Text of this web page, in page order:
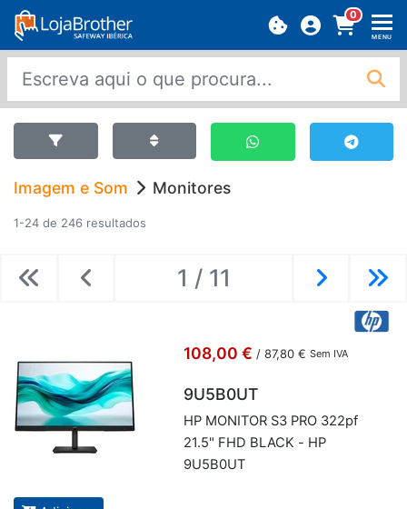
0
MENU
Imagem e Som Monitores
1-24 de 246 resultados
PreviousPrevious 1 / 11 Next
108,00 € / 87,80 € Sem IVA
9U5B0UT
HP MO­NITOR S3 PRO 322pf
21.5" FHD BLACK - HP
9U5B0UT